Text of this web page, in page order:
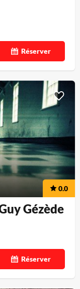
Réserver
0.0
Gézède
Réserver